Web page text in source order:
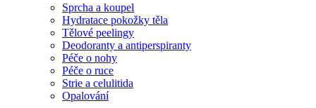
Sprcha a koupel
Hydratace pokožky těla
Tělové peelingy
Deodoranty a antiperspiranty
Péče o nohy
Péče o ruce
Strie a celulitida
Opalování